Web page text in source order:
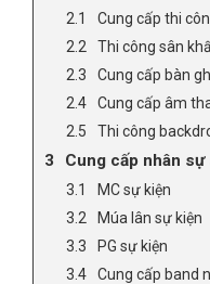
Cung cấp thi
Thi công sân
Cung cấp bàn
Cung cấp âm
Thi công
Cung cấp nhân sự
MC sự kiện
Múa lân sự kiện
PG sự kiện
Cung cấp band